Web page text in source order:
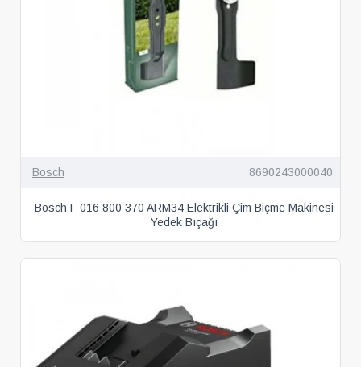
Bosch 8690243000040
Bosch F 016 800 370 ARM34 Elektrikli Çim Biçme Makinesi
Yedek Bıçağı